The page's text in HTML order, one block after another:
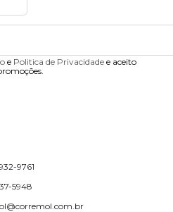
e Politica de Privacidadee aceito
9761
5948